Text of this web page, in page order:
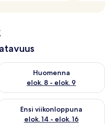
7 - elok. 8
Huomenna
elok. 8 - elok. 9
huomisen saatavuus
elok. 7 - elok. 9
Ensi viikonloppuna
elok. 14 - elok. 16
ensi viikonlopun